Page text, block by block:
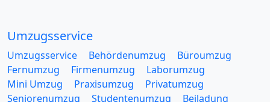
Umzugsservice
Umzugsservice Behördenumzug
Büroumzug
Fernumzug
Firmenumzug
Laborumzug
Mini Umzug
Praxisumzug
Privatumzug
Seniorenumzug
Studentenumzug
Beiladung